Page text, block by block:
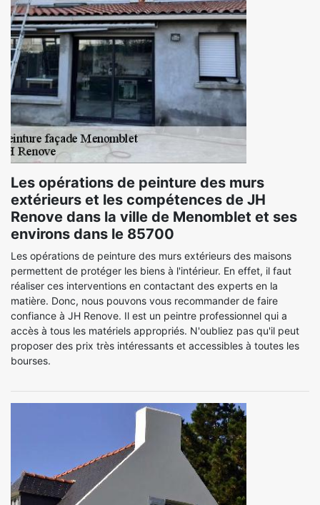
Les opérations de peinture des murs
extérieurs et les compétences de JH
Renove dans la ville de Menomblet et ses
environs dans le 85700
Les opérations de peinture des murs extérieurs des maisons
permettent de protéger les biens à l'intérieur. En effet, il faut
réaliser ces interventions en contactant des experts en la
matière. Donc, nous pouvons vous recommander de faire
confiance à JH Renove. Il est un peintre professionnel qui a
accès à tous les matériels appropriés. N'oubliez pas qu'il peut
proposer des prix très intéressants et accessibles à toutes les
bourses.